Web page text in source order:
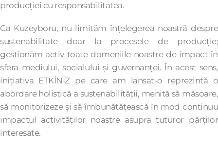
producției cu responsabilitatea.
Ca Kuzeyboru, nu limităm înțelegerea noastră despre
sustenabilitate doar la procesele de producție;
gestionăm activ toate domeniile noastre de impact în
sfera mediului, socialului și guvernanței. În acest sens,
inițiativa ETKİNİZ pe care am lansat-o reprezintă o
abordare holistică a sustenabilității, menită să măsoare,
să monitorizeze și să îmbunătățească în mod continuu
impactul activităților noastre asupra tuturor părților
interesate.